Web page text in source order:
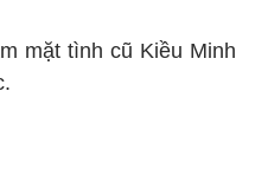
mặt tình cũ Kiều Minh